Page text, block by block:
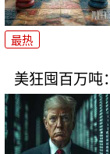
最热
美狂囤百万吨